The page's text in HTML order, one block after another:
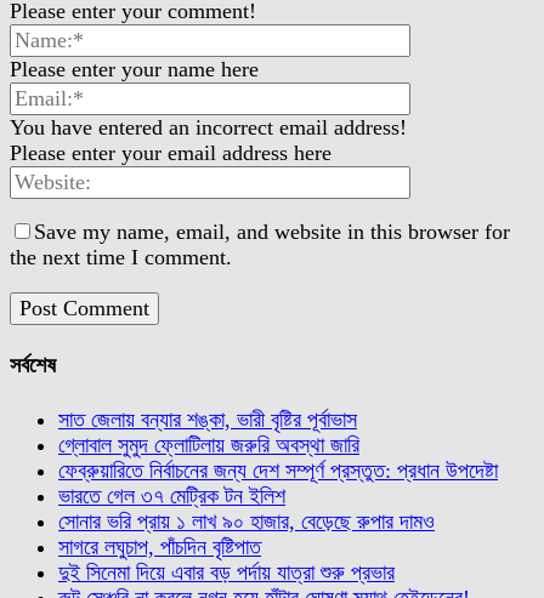
Please enter your comment!
Please enter your name here
You have entered an incorrect email address!
Please enter your email address here
Save my name, email, and website in this browser for
the next time I comment.
সর্বশেষ
সাত জেলায় বন্যার শঙ্কা, ভারী বৃষ্টির পূর্বাভাস
গ্লোবাল সুমুদ ফ্লোটিলায় জরুরি অবস্থা জারি
ফেব্রুয়ারিতে নির্বাচনের জন্য দেশ সম্পূর্ণ প্রস্তুত: প্রধান উপদেষ্টা
ভারতে গেল ৩৭ মেট্রিক টন ইলিশ
সোনার ভরি প্রায় ১ লাখ ৯০ হাজার, বেড়েছে রুপার দামও
সাগরে লঘুচাপ, পাঁচদিন বৃষ্টিপাত
দুই সিনেমা দিয়ে এবার বড় পর্দায় যাত্রা শুরু প্রভার